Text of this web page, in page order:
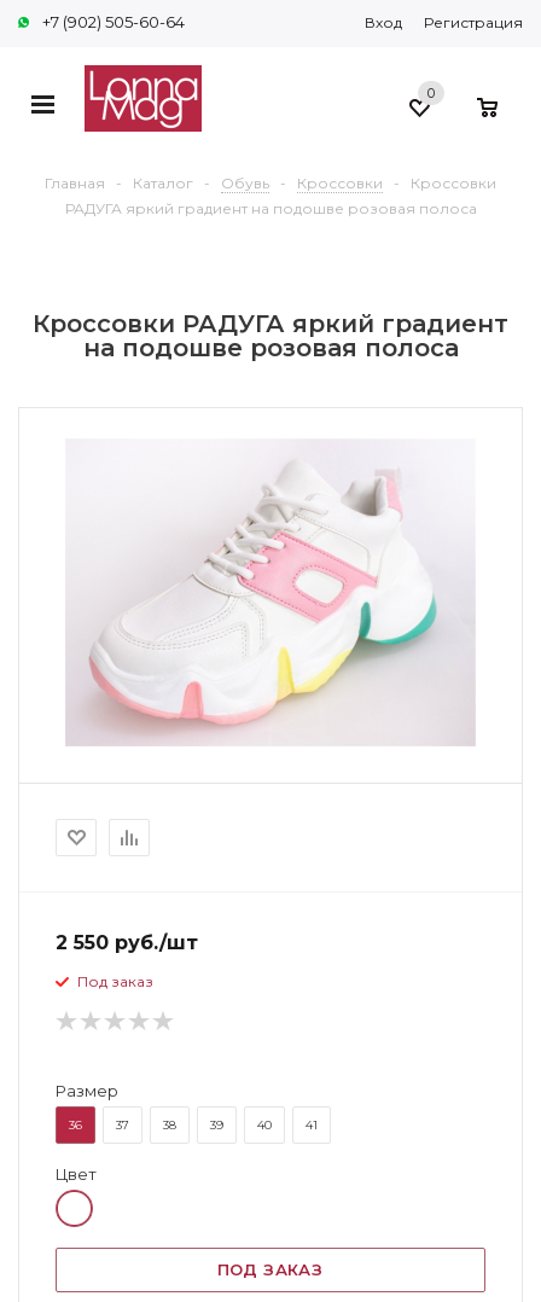
+7 (902) 505-60-64 Вход Регистрация
0
Главная - Каталог - Обувь - Кроссовки -
Кроссовки
РАДУГА яркий градиент на подошве розовая полоса
Кроссовки РАДУГА яркий градиент
на подошве розовая полоса
2 550 руб./шт
Под заказ
Размер
36 37 38 39 40 41
Цвет
ПОД ЗАКАЗ